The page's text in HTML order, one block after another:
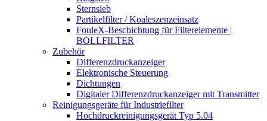
Sternsieb
Partikelfilter / Koaleszenzeinsatz
FouleX-Beschichtung für Filterelemente |
BOLLFILTER
Zubehör
Differenzdruckanzeiger
Elektronische Steuerung
Dichtungen
Digitaler Differenzdruckanzeiger mit Transmitter
Reinigungsgeräte für Industriefilter
Hochdruckreinigungsgerät Typ 5.04